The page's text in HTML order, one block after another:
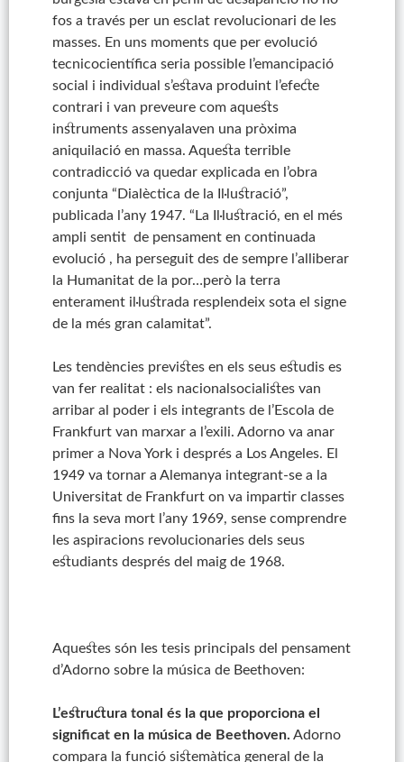
fos a través per un esclat revolucionari de les
masses. En uns moments que per evolució
tecnicocientífica seria possible l’emancipació
social i individual s’estava produint l’efecte
contrari i van preveure com aquests
instruments assenyalaven una pròxima
aniquilació en massa. Aquesta terrible
contradicció va quedar explicada en l’obra
conjunta “Dialèctica de la Il·lustració”,
publicada l’any 1947. “La Il·lustració, en el més
ampli sentit de pensament en continuada
evolució , ha perseguit des de sempre l’alliberar
la Humanitat de la por…però la terra
enterament il·lustrada resplendeix sota el signe
de la més gran calamitat”.
Les tendències previstes en els seus estudis es
van fer realitat : els nacionalsocialistes van
arribar al poder i els integrants de l’Escola de
Frankfurt van marxar a l’exili. Adorno va anar
primer a Nova York i després a Los Angeles. El
1949 va tornar a Alemanya integrant-se a la
Universitat de Frankfurt on va impartir classes
fins la seva mort l’any 1969, sense comprendre
les aspiracions revolucionaries dels seus
estudiants després del maig de 1968.
Aquestes són les tesis principals del pensament
d’Adorno sobre la música de Beethoven:
L’estructura tonal és la que proporciona el
significat en la música de Beethoven. Adorno
compara la funció sistemàtica general de la